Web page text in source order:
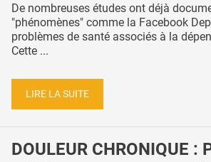
De nombreuses études ont déjà
"phénomènes" comme la Facebook
problèmes de santé associés à la
Cette ...
LIRE LA SUITE
DOULEUR CHRONIQUE :